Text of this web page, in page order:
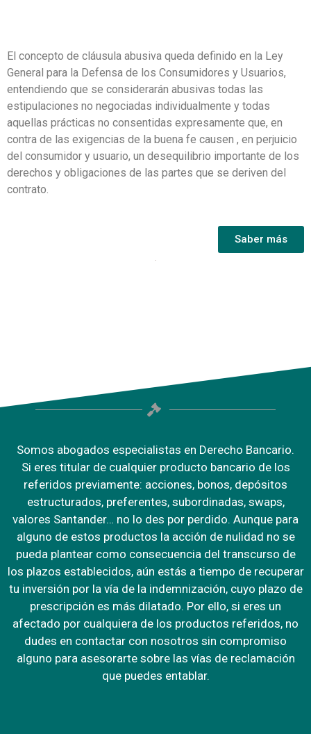
El concepto de cláusula abusiva queda definido en la Ley
General para la Defensa de los Consumidores y Usuarios,
entendiendo que se considerarán abusivas todas las
estipulaciones no negociadas individualmente y todas
aquellas prácticas no consentidas expresamente que, en
contra de las exigencias de la buena fe causen , en perjuicio
del consumidor y usuario, un desequilibrio importante de los
derechos y obligaciones de las partes que se deriven del
contrato.
Saber más
Somos abogados especialistas en Derecho Bancario.
Si eres titular de cualquier producto bancario de los
referidos previamente: acciones, bonos, depósitos
estructurados, preferentes, subordinadas, swaps,
valores Santander… no lo des por perdido. Aunque para
alguno de estos productos la acción de nulidad no se
pueda plantear como consecuencia del transcurso de
los plazos establecidos, aún estás a tiempo de recuperar
tu inversión por la vía de la indemnización, cuyo plazo de
prescripción es más dilatado. Por ello, si eres un
afectado por cualquiera de los productos referidos, no
dudes en contactar con nosotros sin compromiso
alguno para asesorarte sobre las vías de reclamación
que puedes entablar.